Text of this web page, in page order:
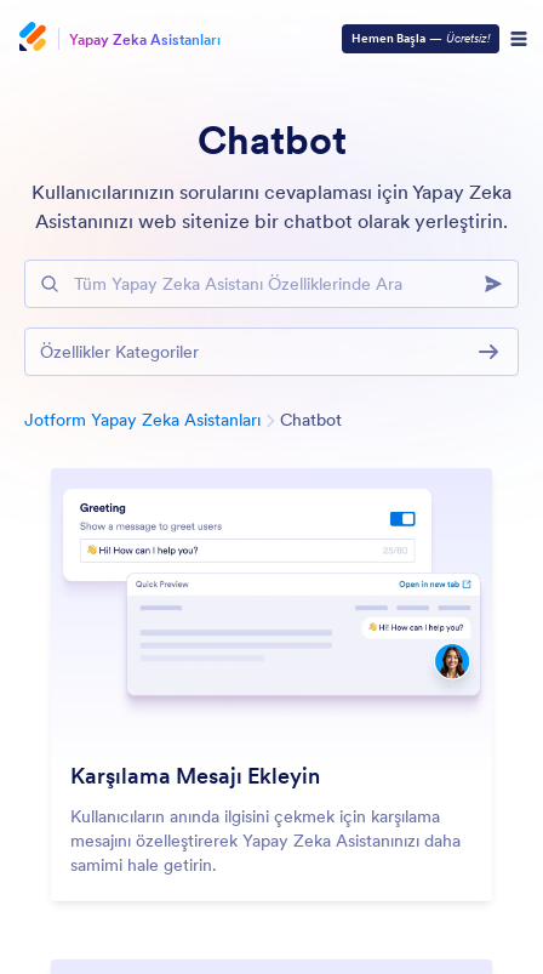
Yapay Zeka Asistanları Hemen Başla — Ücretsiz!
Chatbot
Kullanıcılarınızın sorularını cevaplaması için Yapay Zeka
Asistanınızı web sitenize bir chatbot olarak yerleştirin.
Tüm Yapay Zeka Asistanı Özelliklerinde Ara
Jotform Yapay Zeka Asistanları ChatbotKategori
Karşılama Mesajı Ekleyin
Kullanıcıların anında ilgisini çekmek için karşılama
mesajını özelleştirerek Yapay Zeka Asistanınızı daha
samimi hale getirin.
Özellikler Kategoriler